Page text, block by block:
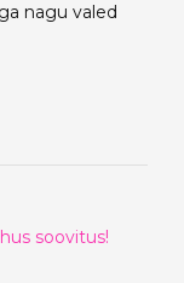
nagu valed
soovitus!